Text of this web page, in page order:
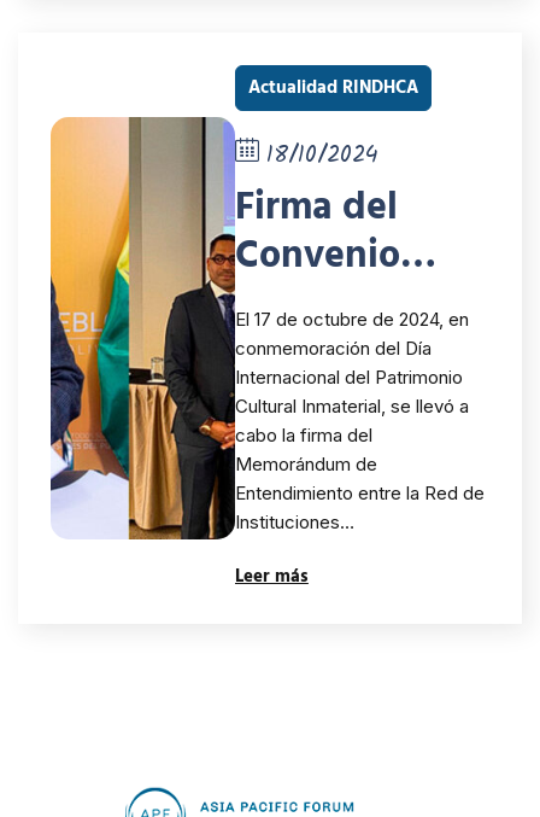
Diversidad
Cultural en las
Américas
Actualidad RINDHCA
18/10/2024
Firma del
Convenio
entre la
RINDHCA y
CRESPIAL: Un
hito para la
protección del
patrimonio
cultural
El 17 de octubre de 2024, en
conmemoración del Día
Internacional del Patrimonio
Cultural Inmaterial, se llevó a
cabo la firma del
Memorándum de
Entendimiento entre la Red de
Instituciones…
Leer más